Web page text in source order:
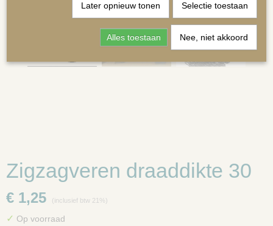
Zigzagveren draaddikte 30
€ 1,25 (inclusief btw 21%)
✓ Op voorraad
Later opnieuw tonen Selectie toestaan
Alles toestaan Nee, niet akkoord